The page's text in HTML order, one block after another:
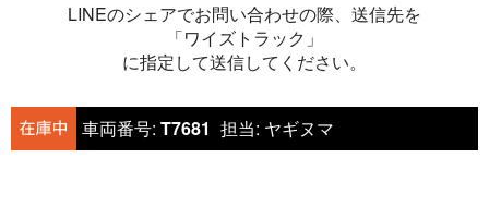
LINEのシェアでお問い合わせの際、送信先を
「ワイズトラック」
に指定して送信してください。
車両番号: T7681 担当: ヤギヌマ